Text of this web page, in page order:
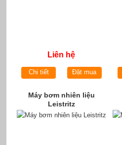
Liên hệ
Chi tiết Đặt mua
Máy bơm nhiên liệu
Leistritz